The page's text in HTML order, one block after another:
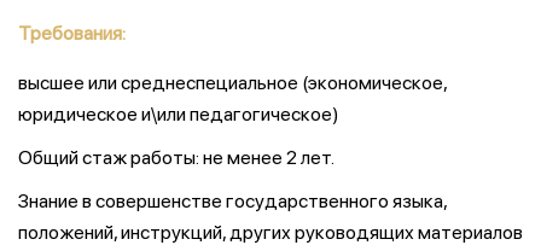
Требования:
высшее или среднеспециальное (экономическое,
юридическое и\или педагогическое)
Общий стаж работы: не менее 2 лет.
Знание в совершенстве государственного языка,
положений, инструкций, других руководящих материалов